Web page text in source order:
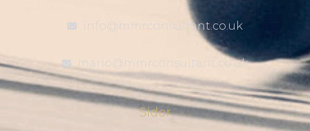
info@mmrconsultant.co.uk
mario@mmrconsultant.co.uk
Sidor